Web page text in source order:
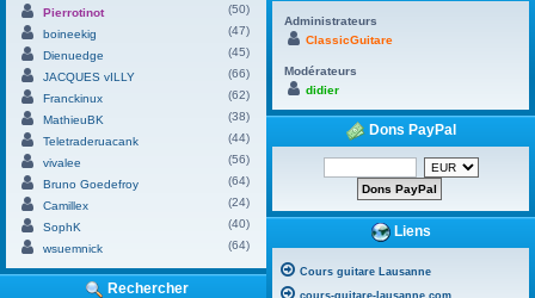
Pierrotinot
(50)
boineekig
(47)
Dienuedge
(45)
JACQUES vILLY
(66)
Franckinux
(62)
MathieuBK
(38)
Teletraderuacank
(44)
vivalee
(56)
Bruno Goedefroy
(64)
Camillex
(24)
SophK
(40)
wsuemnick
(64)
Rechercher
Administrateurs
ClassicGuitare
Modérateurs
didier
Dons PayPal
Liens
Cours guitare Lausanne
cours-guitare-lausanne.com